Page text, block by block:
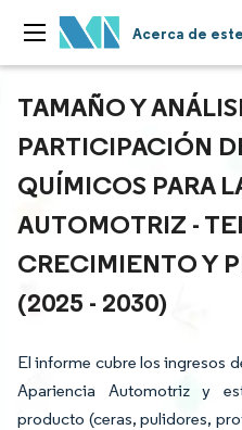
Acerca de
TAMAÑO Y
PARTICIPACIÓN
QUÍMICOS PARA
AUTOMOTRIZ -
CRECIMIENTO Y
(2025 - 2030)
El informe cubre los ingresos
Apariencia Automotriz y
producto (ceras, pulidores,